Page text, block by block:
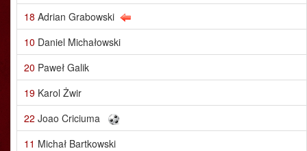
18 Adrian Grabowski
10 Daniel Michałowski
20 Paweł Galik
19 Karol Żwir
22 Joao Criciuma
11 Michał Bartkowski